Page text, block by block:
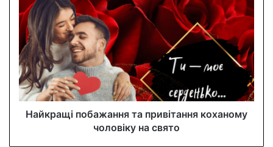
Найкращі побажання та привітання коханому
чоловіку на свято